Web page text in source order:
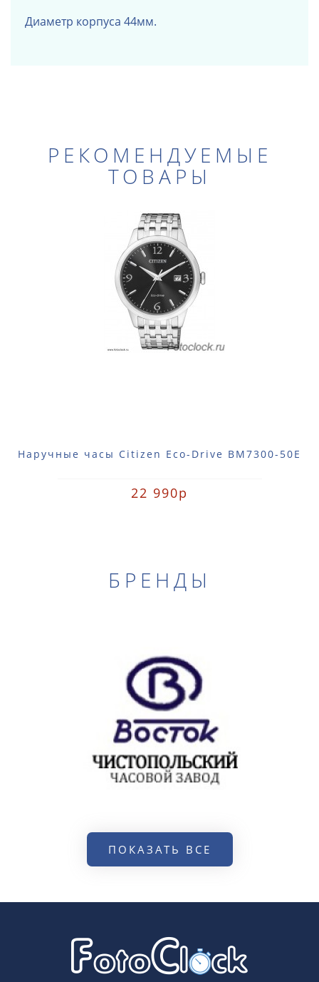
Диаметр корпуса 44мм.
РЕКОМЕНДУЕМЫЕ
ТОВАРЫ
Наручные часы Citizen Eco-Drive BM7300-50E
22 990р
БРЕНДЫ
ПОКАЗАТЬ ВСЕ